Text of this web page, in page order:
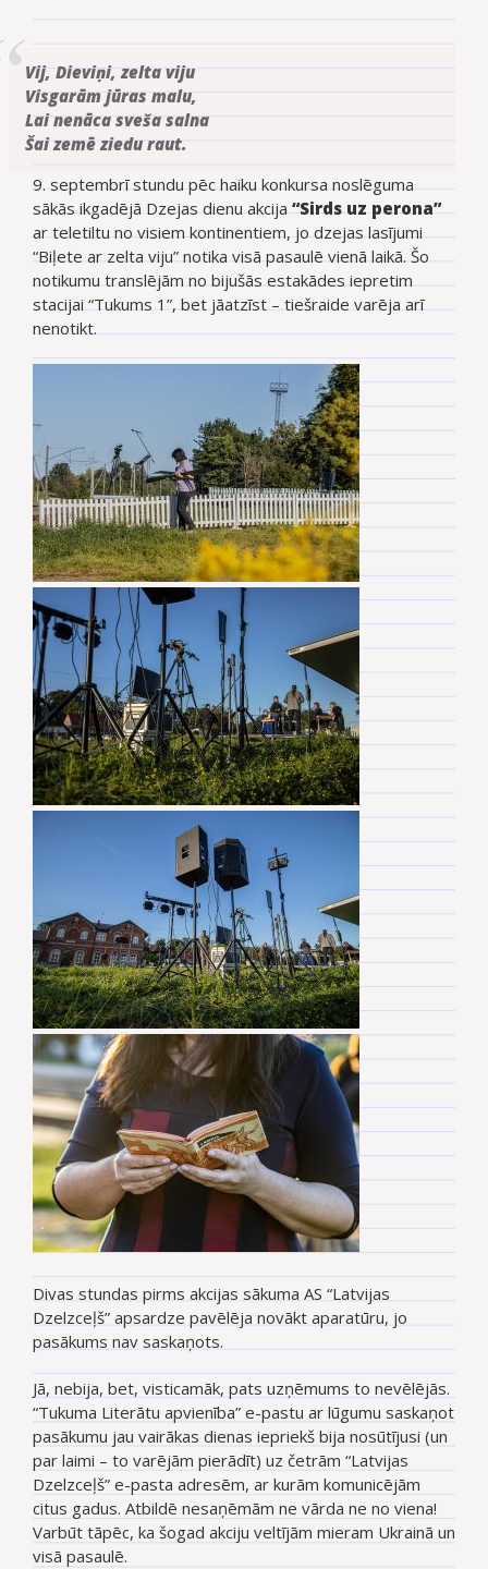
Vij, Dieviņi, zelta viju
Visgarām jūras malu,
Lai nenāca sveša salna
Šai zemē ziedu raut.
9. septembrī stundu pēc haiku konkursa noslēguma
sākās ikgadējā Dzejas dienu akcija“Sirds uz perona”
ar teletiltu no visiem kontinentiem, jo dzejas lasījumi
“Biļete ar zelta viju” notika visā pasaulē vienā laikā. Šo
notikumu translējām no bijušās estakādes iepretim
stacijai “Tukums 1”, bet jāatzīst – tiešraide varēja arī
nenotikt.
Divas stundas pirms akcijas sākuma AS “Latvijas
Dzelzceļš” apsardze pavēlēja novākt aparatūru, jo
pasākums nav saskaņots.
Jā, nebija, bet, visticamāk, pats uzņēmums to nevēlējās.
“Tukuma Literātu apvienība” e-pastu ar lūgumu saskaņot
pasākumu jau vairākas dienas iepriekš bija nosūtījusi (un
par laimi – to varējām pierādīt) uz četrām “Latvijas
Dzelzceļš” e-pasta adresēm, ar kurām komunicējām
citus gadus. Atbildē nesaņēmām ne vārda ne no viena!
Varbūt tāpēc, ka šogad akciju veltījām mieram Ukrainā un
visā pasaulē.